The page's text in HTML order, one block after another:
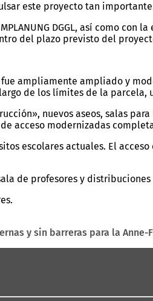
este proyecto tan
DGGL, así como con
del plazo previsto del
ampliamente ampliado y
de los límites de la parcela,
nuevos aseos, salas
acceso modernizadas
escolares actuales. El
de profesores y
y sin barreras para la